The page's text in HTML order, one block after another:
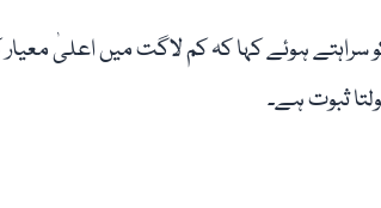
سراہتے ہوئے کہا کہ کم لاگت میں اعلیٰ
ثبوت ہے۔